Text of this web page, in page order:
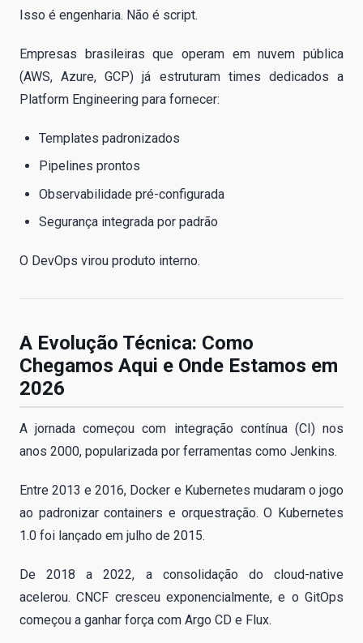
Isso é engenharia. Não é script.
Empresas brasileiras que operam em nuvem pública
(AWS, Azure, GCP) já estruturam times dedicados a
Platform Engineering para fornecer:
Templates padronizados
Pipelines prontos
Observabilidade pré-configurada
Segurança integrada por padrão
O DevOps virou produto interno.
A Evolução Técnica: Como
Chegamos Aqui e Onde Estamos em
2026
A jornada começou com integração contínua (CI) nos
anos 2000, popularizada por ferramentas como Jenkins.
Entre 2013 e 2016, Docker e Kubernetes mudaram o jogo
ao padronizar containers e orquestração. O Kubernetes
1.0 foi lançado em julho de 2015.
De 2018 a 2022, a consolidação do cloud-native
acelerou. CNCF cresceu exponencialmente, e o GitOps
começou a ganhar força com Argo CD e Flux.